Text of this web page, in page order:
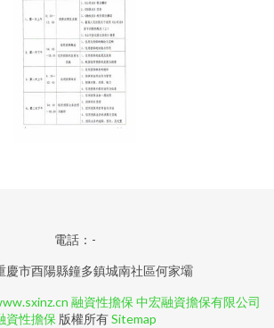
電話：-
慶市酉陽縣鐘多鎮城南社區何家壩
融資性擔保 中宏融資擔保有限公司
資性擔保 版權所有Sitemap